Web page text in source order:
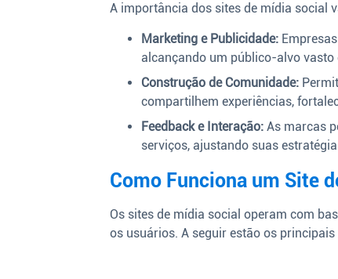
A importância dos sites de mídia social
Marketing e Publicidade:
alcançando um público-alvo vasto
Construção de Comunidade:
compartilhem experiências,
Feedback e Interação: As marcas
serviços, ajustando suas
Como Funciona um Site
Os sites de mídia social operam com
os usuários. A seguir estão os principais